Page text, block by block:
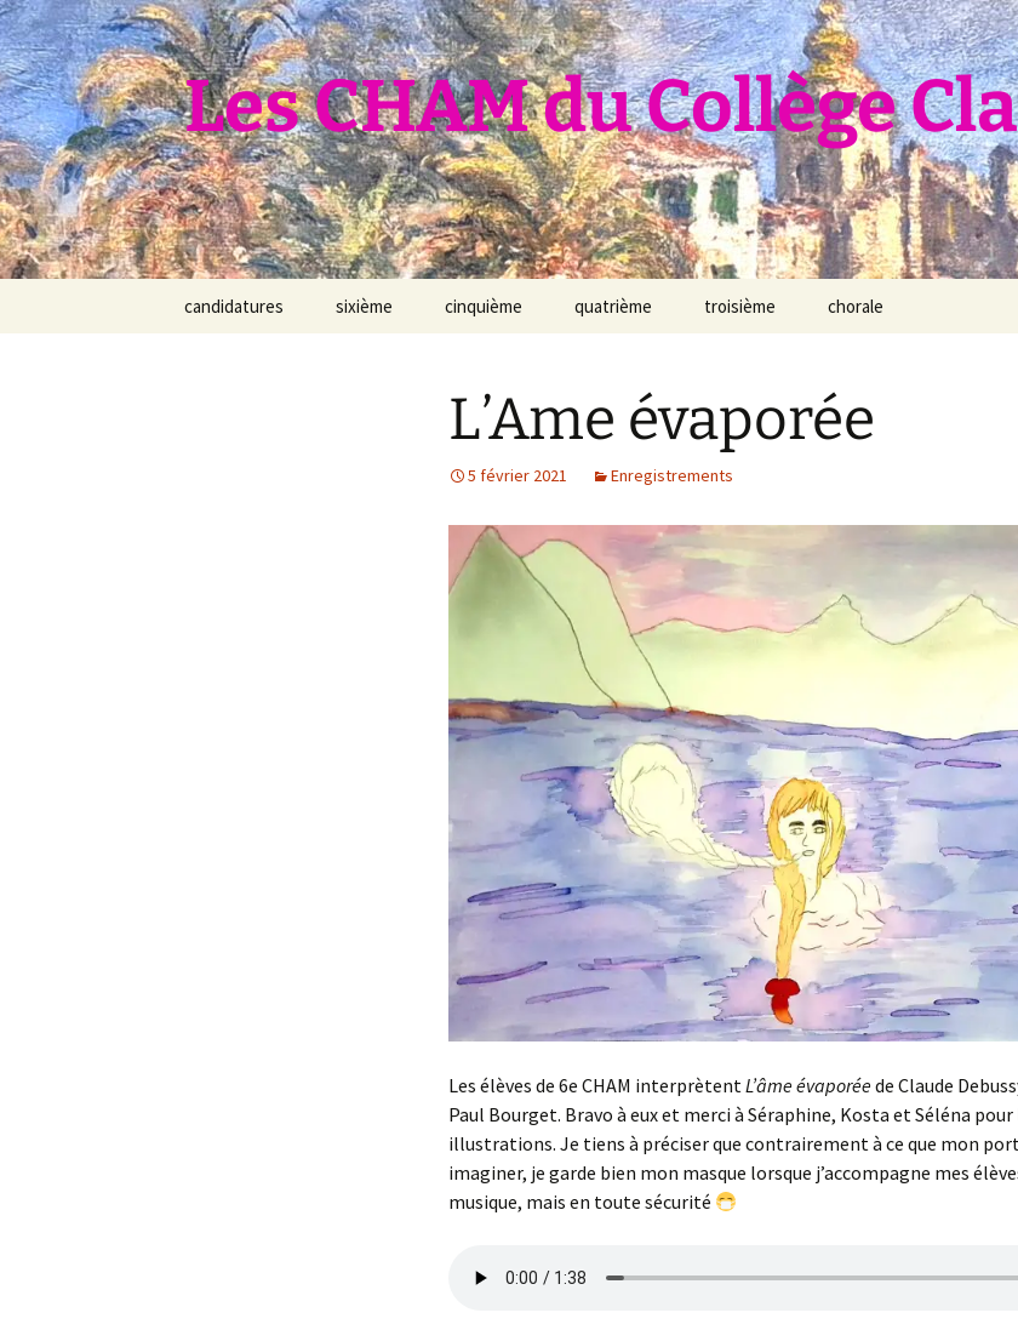
Aller
au
contenu
Les CHAM du Collège
candidatures sixième cinquième quatrième troisième chorale
L’Ame évaporée
5 février 2021 Enregistrements
Les élèves de 6e CHAM interprètentL’âme évaporéede Claude
Paul Bourget. Bravo à eux et merci à Séraphine, Kosta et Séléna
illustrations. Je tiens à préciser que contrairement à ce que mon
imaginer, je garde bien mon masque lorsque j’accompagne mes
musique, mais en toute sécurité